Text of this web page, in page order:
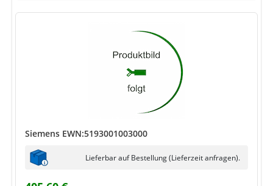
Siemens EWN:5193001003000
Lieferbar auf Bestellung (Lieferzeit anfragen).